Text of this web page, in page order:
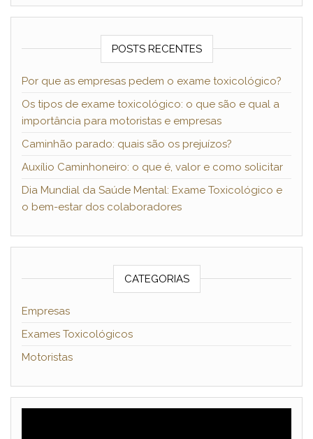
POSTS RECENTES
Por que as empresas pedem o exame toxicológico?
Os tipos de exame toxicológico: o que são e qual a
importância para motoristas e empresas
Caminhão parado: quais são os prejuízos?
Auxílio Caminhoneiro: o que é, valor e como solicitar
Dia Mundial da Saúde Mental: Exame Toxicológico e
o bem-estar dos colaboradores
CATEGORIAS
Empresas
Exames Toxicológicos
Motoristas